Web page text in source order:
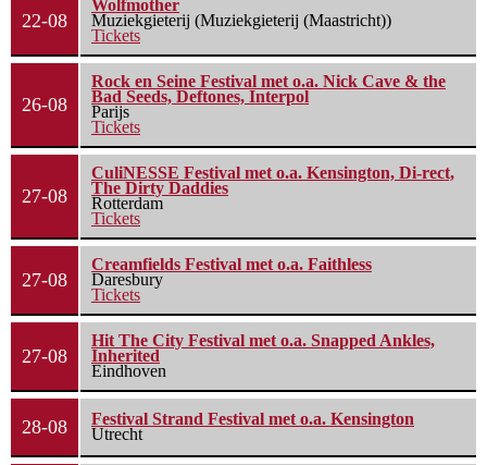
22-08
Wolfmother
Muziekgieterij (Muziekgieterij (Maastricht))
Tickets
26-08
Rock en Seine Festival met o.a. Nick Cave & the
Bad Seeds, Deftones, Interpol
Parijs
Tickets
27-08
CuliNESSE Festival met o.a. Kensington, Di-rect,
The Dirty Daddies
Rotterdam
Tickets
27-08
Creamfields Festival met o.a. Faithless
Daresbury
Tickets
27-08
Hit The City Festival met o.a. Snapped Ankles,
Inherited
Eindhoven
28-08
Festival Strand Festival met o.a. Kensington
Utrecht